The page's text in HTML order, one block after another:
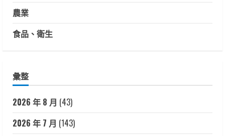
農業
食品、衛生
彙整
2026 年 8 月 (43)
2026 年 7 月 (143)